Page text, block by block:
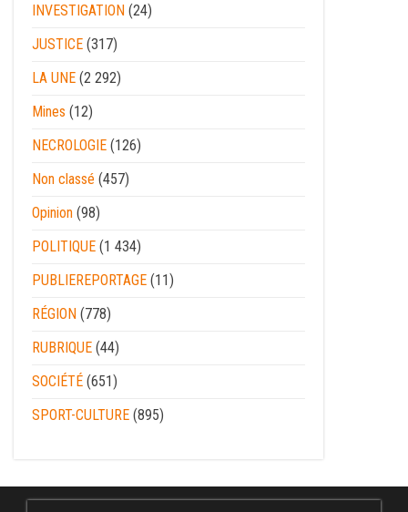
INVESTIGATION (24)
JUSTICE (317)
LA UNE (2 292)
Mines (12)
NECROLOGIE (126)
Non classé (457)
Opinion (98)
POLITIQUE (1 434)
PUBLIEREPORTAGE (11)
RÉGION (778)
RUBRIQUE (44)
SOCIÉTÉ (651)
SPORT-CULTURE (895)